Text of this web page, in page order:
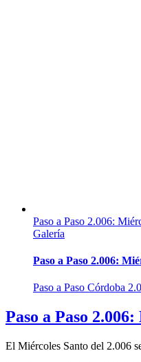
Paso a Paso 2.006:
Galería
Paso a Paso 2.006:
Paso a Paso Córdoba
Paso a Paso
El Miércoles Santo del 2.006